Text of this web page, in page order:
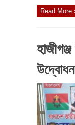
Read More
উদ্বোধন